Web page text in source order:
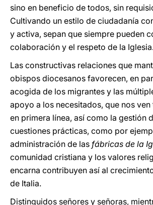
sino en beneficio de todos, sin
Cultivando un estilo de ciudadanía
y activa, sepan que siempre pueden
colaboración y el respeto de la
Las constructivas relaciones que
obispos diocesanos favorecen, en
acogida de los migrantes y las
apoyo a los necesitados, que nos
en primera línea, así como la gestión
cuestiones prácticas, como por
administración de las fábricas de la
comunidad cristiana y los valores
encarna contribuyen así al
de Italia.
Distinguidos señores y señoras,